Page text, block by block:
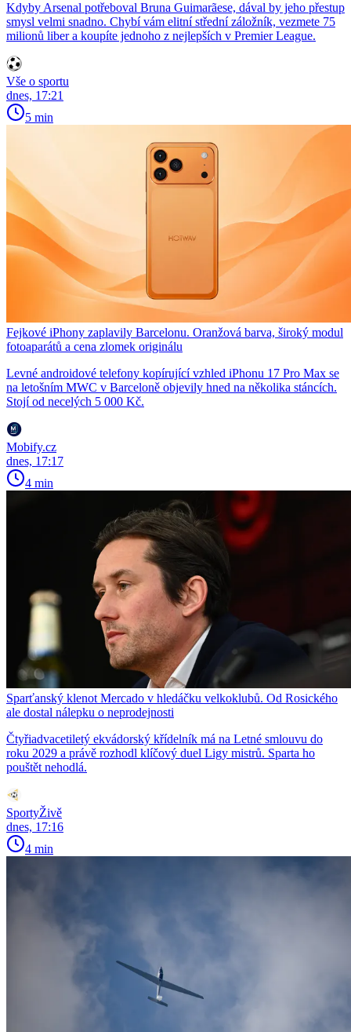
Kdyby Arsenal potřeboval Bruna Guimarãese, dával by jeho přestup
smysl velmi snadno. Chybí vám elitní střední záložník, vezmete 75
milionů liber a koupíte jednoho z nejlepších v Premier League.
Vše o sportu
dnes, 17:21
5 min
Fejkové iPhony zaplavily Barcelonu. Oranžová barva, široký modul
fotoaparátů a cena zlomek originálu
Levné androidové telefony kopírující vzhled iPhonu 17 Pro Max se
na letošním MWC v Barceloně objevily hned na několika stáncích.
Stojí od necelých 5 000 Kč.
Mobify.cz
dnes, 17:17
4 min
Sparťanský klenot Mercado v hledáčku velkoklubů. Od Rosického
ale dostal nálepku o neprodejnosti
Čtyřiadvacetiletý ekvádorský křídelník má na Letné smlouvu do
roku 2029 a právě rozhodl klíčový duel Ligy mistrů. Sparta ho
pouštět nehodlá.
SportyŽivě
dnes, 17:16
4 min